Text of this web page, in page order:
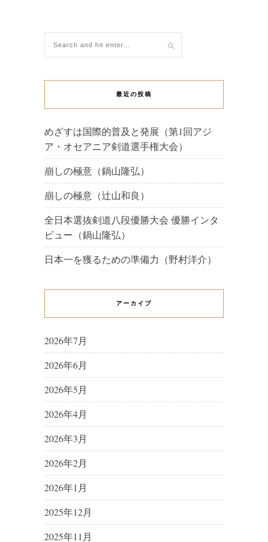
最近の投稿
めざすは国際的普及と発展（第1回アジ
ア・オセアニア剣道選手権大会）
崩しの極意（鍋山隆弘）
崩しの極意（辻山和良）
全日本選抜剣道八段優勝大会 優勝インタ
ビュー（鍋山隆弘）
日本一を獲るための準備力（野村洋介）
アーカイブ
2026年7月
2026年6月
2026年5月
2026年4月
2026年3月
2026年2月
2026年1月
2025年12月
2025年11月